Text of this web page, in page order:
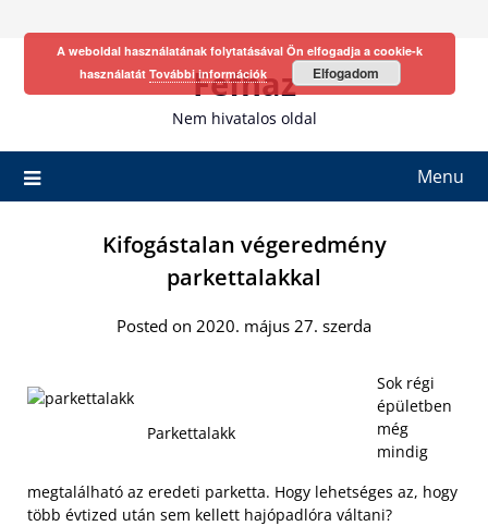
Fefhaz
Nem hivatalos oldal
Menu
Kifogástalan végeredmény
parkettalakkal
Posted on 2020. május 27. szerda
Parkettalakk
Sok régi
épületben
még
mindig
megtalálható az eredeti parketta. Hogy lehetséges az, hogy
több évtized után sem kellett hajópadlóra váltani?
A weboldal használatának folytatásával Ön elfogadja a cookie-k
használatát További információk Elfogadom